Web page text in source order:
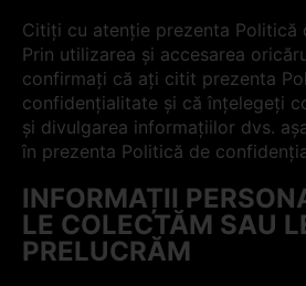
Citiți cu atenție prezenta Politică
Prin utilizarea și accesarea
confirmați că ați citit prezenta
confidențialitate și că înțelegeți
și divulgarea informațiilor dvs.
în prezenta Politică de
INFORMAȚII
LE COLECTĂM SAU
PRELUCRĂM